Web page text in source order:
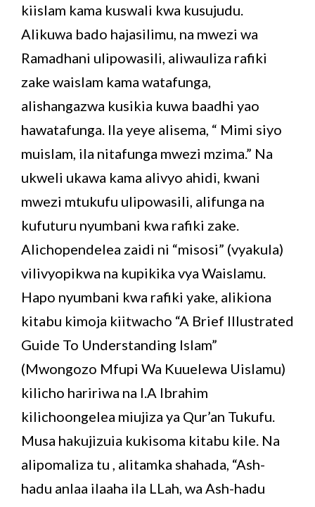
kiislam kama kuswali kwa kusujudu.
Alikuwa bado hajasilimu, na mwezi wa
Ramadhani ulipowasili, aliwauliza rafiki
zake waislam kama watafunga,
alishangazwa kusikia kuwa baadhi yao
hawatafunga. Ila yeye alisema, “ Mimi siyo
muislam, ila nitafunga mwezi mzima.” Na
ukweli ukawa kama alivyo ahidi, kwani
mwezi mtukufu ulipowasili, alifunga na
kufuturu nyumbani kwa rafiki zake.
Alichopendelea zaidi ni “misosi” (vyakula)
vilivyopikwa na kupikika vya Waislamu.
Hapo nyumbani kwa rafiki yake, alikiona
kitabu kimoja kiitwacho “A Brief Illustrated
Guide To Understanding Islam”
(Mwongozo Mfupi Wa Kuuelewa Uislamu)
kilicho haririwa na I.A Ibrahim
kilichoongelea miujiza ya Qur’an Tukufu.
Musa hakujizuia kukisoma kitabu kile. Na
alipomaliza tu , alitamka shahada, “Ash-
hadu anlaa ilaaha ila LLah, wa Ash-hadu